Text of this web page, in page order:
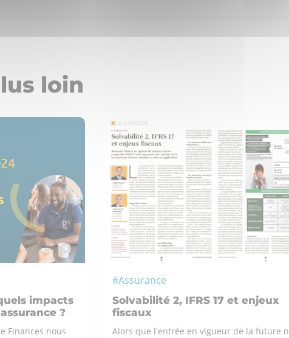
loin
impacts
?
Finances nous
#Assurance
Solvabilité 2, IFRS 17 et enjeux
fiscaux
Alors que l'entrée en vigueur de la future